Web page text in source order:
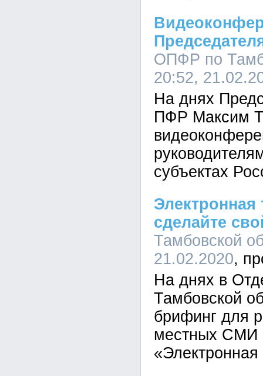
ОПФР по
20:52,
На днях
ПФР Максим
субъектах
Электронная
сделайте
Тамбовской
21.02.2020
На днях в
Тамбовской
брифинг для
местных СМИ